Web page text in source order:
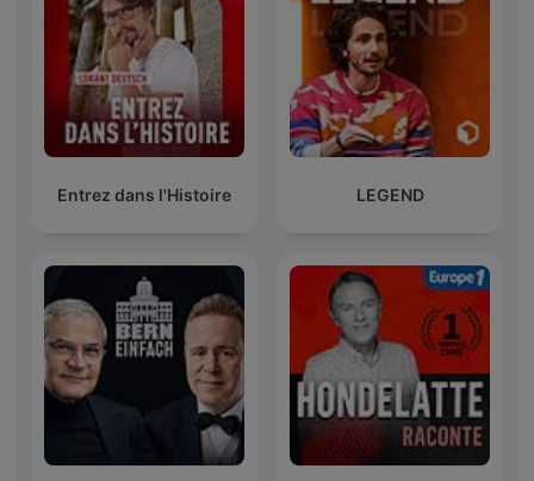
Entrez dans l'Histoire LEGEND